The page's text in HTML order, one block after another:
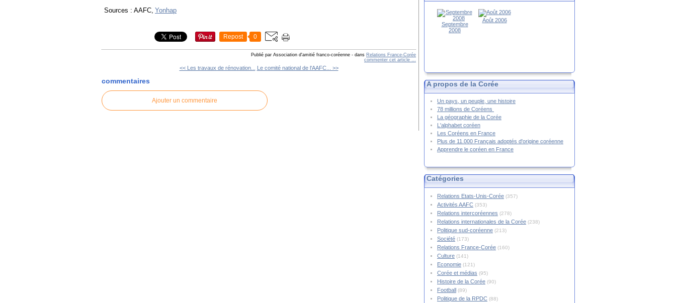
Sources : AAFC, Yonhap
Repost 0
Publié par Association d'amitié franco-coréenne - dans Relations France-Corée
commenter cet article …
<< Les travaux de rénovation... Le comité national de l'AAFC... >>
commentaires
Ajouter un commentaire
Septembre
2008
Août 2006
A propos de la Corée
Un pays, un peuple, une histoire
78 millions de Coréens
La géographie de la Corée
L'alphabet coréen
Les Coréens en France
Plus de 11.000 Français adoptés d'origine coréenne
Apprendre le coréen en France
Catégories
Relations Etats-Unis-Corée (357)
Activités AAFC (353)
Relations intercoréennes (278)
Relations internationales de la Corée (238)
Politique sud-coréenne (213)
Société (173)
Relations France-Corée (160)
Culture (141)
Economie (121)
Corée et médias (95)
Histoire de la Corée (90)
Football (89)
Politique de la RPDC (88)